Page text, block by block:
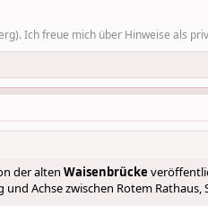
Ich freue mich über Hinweise als
der alten Waisenbrücke
Achse zwischen Rotem